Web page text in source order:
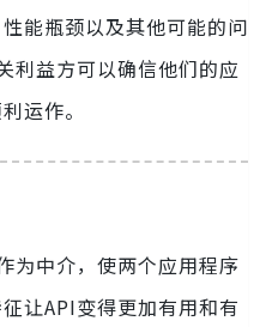
能瓶颈以及其他可能的问
利益方可以确信他们的应
运作。
为中介，使两个应用程序
让API变得更加有用和有